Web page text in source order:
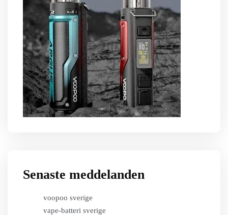
Senaste meddelanden
voopoo sverige
vape-batteri sverige